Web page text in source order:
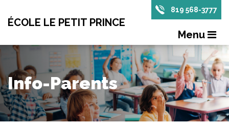
ÉCOLE LE PETIT PRINCE
819 568-3777
Menu
Info-Parents